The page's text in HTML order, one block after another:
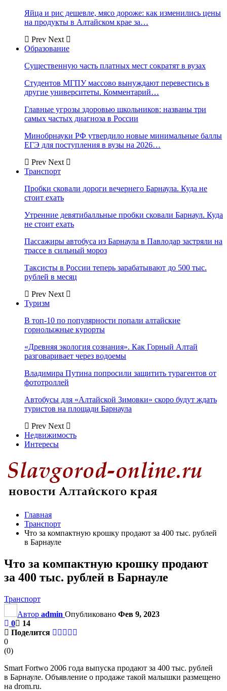
Яйца и рис дешевле, мясо дороже: как изменились цены
на продукты в Алтайском крае за…
Prev Next
Образование
Существенную часть платных мест сократят в вузах
Студентов МГПУ массово вынуждают перевестись в
другие университеты. Комментарий…
Главные угрозы здоровью школьников: названы три
самых частых диагноза в России
Минобрнауки РФ утвердило новые минимальные баллы
ЕГЭ для поступления в вузы на 2026…
Prev Next
Транспорт
Пробки сковали дороги вечернего Барнаула. Куда не
стоит ехать
Утренние девятибалльные пробки сковали Барнаул. Куда
не стоит ехать
Пассажиры автобуса из Барнаула в Павлодар застряли на
трассе в сильный мороз
Таксисты в России теперь зарабатывают до 500 тыс.
рублей в месяц
Prev Next
Туризм
В топ-10 по популярности попали алтайские
горнолыжные курорты
«Древняя экология сознания». Как Горный Алтай
разговаривает через водоемы
Владимира Путина попросили защитить турагентов от
фототроллей
Автобусы для «Алтайской Зимовки» скоро будут ждать
туристов на площади Барнаула
Prev Next
Недвижимость
Интересы
Главная
Транспорт
Что за компактную крошку продают за 400 тыс. рублей
в Барнауле
Что за компактную крошку продают
за 400 тыс. рублей в Барнауле
Транспорт
Автор admin Опубликовано Фев 9, 2023
0
14
Поделится
0
(0)
Smart Fortwo 2006 года выпуска продают за 400 тыс. рублей
в Барнауле. Объявление о продаже такой малышки размещено
на drom.ru.